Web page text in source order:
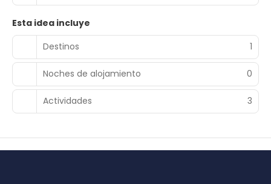
Esta idea incluye
Destinos
1
Noches de alojamiento 0
Actividades 3